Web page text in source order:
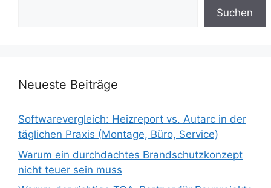
Suchen
Neueste Beiträge
Softwarevergleich: Heizreport vs. Autarc in der
täglichen Praxis (Montage, Büro, Service)
Warum ein durchdachtes Brandschutzkonzept
nicht teuer sein muss